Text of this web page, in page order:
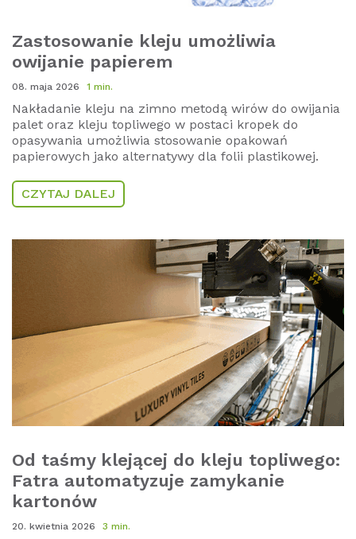
Zastosowanie kleju umożliwia
owijanie papierem
08. maja 2026 1 min.
Nakładanie kleju na zimno metodą wirów do owijania
palet oraz kleju topliwego w postaci kropek do
opasywania umożliwia stosowanie opakowań
papierowych jako alternatywy dla folii plastikowej.
CZYTAJ DALEJ
Od taśmy klejącej do kleju topliwego:
Fatra automatyzuje zamykanie
kartonów
20. kwietnia 2026 3 min.